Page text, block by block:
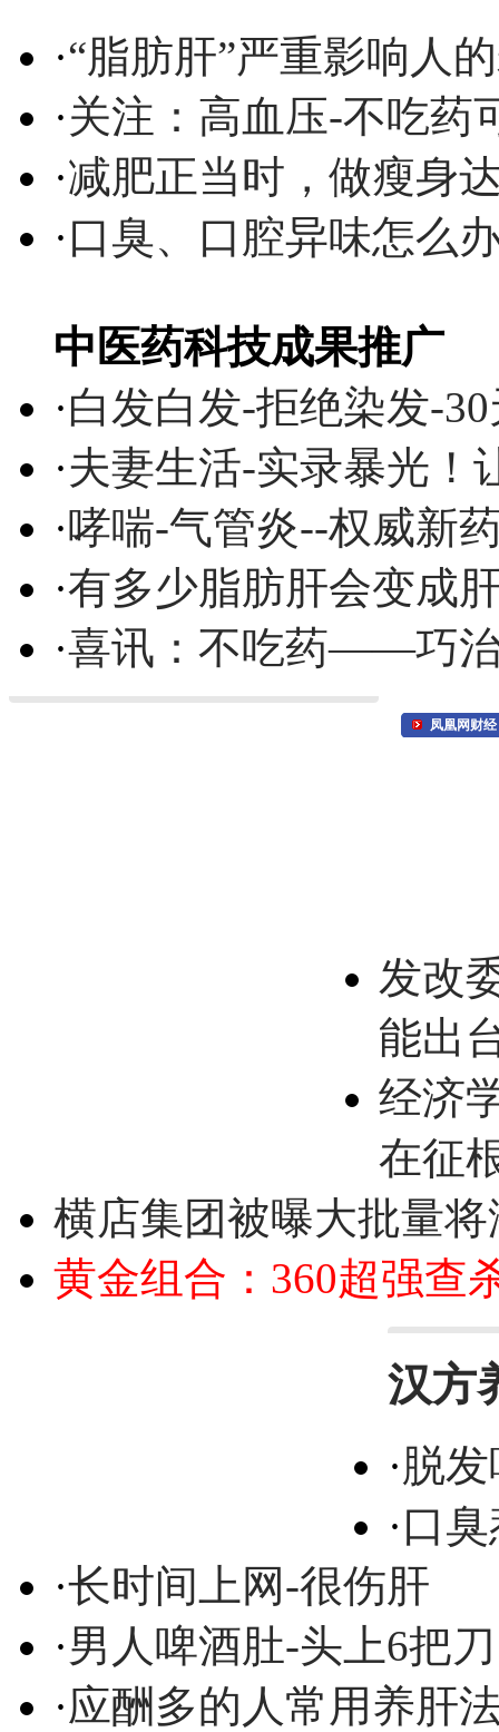
·“脂肪肝”严重影响人
·关注：高血压-不吃药
·减肥正当时，做瘦身
·口臭、口腔异味怎么
中医药科技成果推广
·白发白发-拒绝染发-
·夫妻生活-实录暴光！
·哮喘-气管炎--权威新
·有多少脂肪肝会变成
·喜讯：不吃药——巧
凤凰网财经
发改
能出
经济
在征
横店集团被曝大批量
黄金组合：360超强查
汉方
·脱
·口
·长时间上网-很伤肝
·男人啤酒肚-头上6把刀
·应酬多的人常用养肝